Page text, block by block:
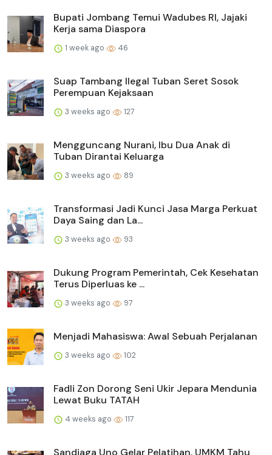
Bupati Jombang Temui Wadubes RI, Jajaki
Kerja sama Diaspora
1 week ago 46
Suap Tambang Ilegal Tuban Seret Sosok
Perempuan Kejaksaan
3 weeks ago 127
Mengguncang Nurani, Ibu Dua Anak di
Tuban Dirantai Keluarga
3 weeks ago 89
Transformasi Jadi Kunci Jasa Marga Perkuat
Daya Saing dan La...
3 weeks ago 93
Dukung Program Pemerintah, Cek Kesehatan
Terus Diperluas ke ...
3 weeks ago 97
Menjadi Mahasiswa: Awal Sebuah Perjalanan
3 weeks ago 102
Fadli Zon Dorong Seni Ukir Jepara Mendunia
Lewat Buku TATAH
4 weeks ago 117
Sandiaga Uno Gelar Pelatihan, UMKM Tahu